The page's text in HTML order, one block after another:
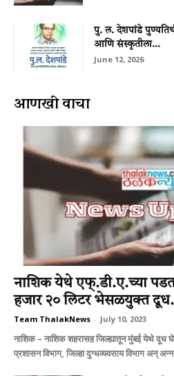
पु. ल. देशपांडे
आणि संस्कृतीला...
June 12, 2026
आणखी वाचा
नाशिक येथे एफ्.डी.ए.च्‍या
हजार २० लिटर भेसळयुक्‍त
Team ThalakNews - July 10, 2023
नाशिक – नाशिक शहरासह जिल्‍ह्यातून मुंबई येथे
प्रशासन विभाग, जिल्‍हा दुग्‍धव्‍यवसाय विभाग अन्